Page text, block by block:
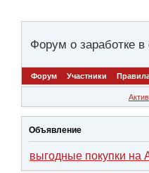
Форум о заработке в
Форум Участники
Объявление
выгодные покупки на